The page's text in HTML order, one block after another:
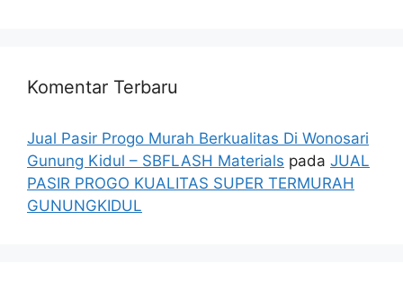
Komentar Terbaru
Jual Pasir Progo Murah Berkualitas Di Wonosari
Gunung Kidul – SBFLASH Materials pada JUAL
PASIR PROGO KUALITAS SUPER TERMURAH
GUNUNGKIDUL